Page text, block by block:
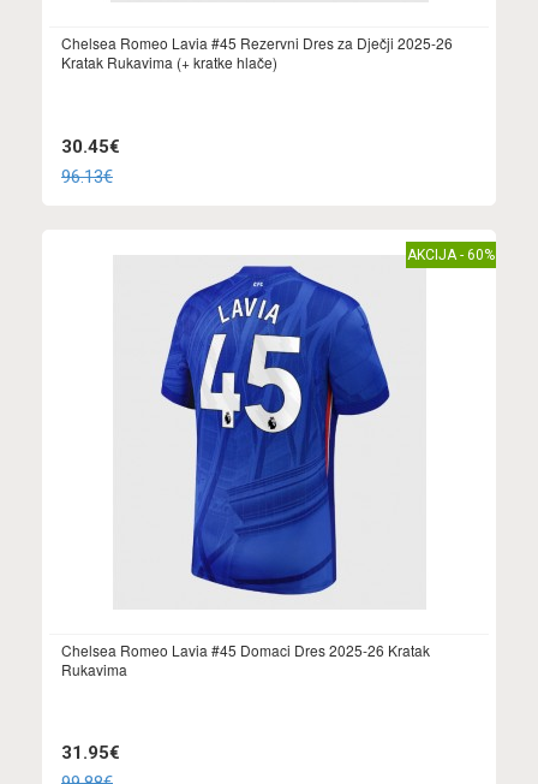
Chelsea Romeo Lavia #45 Rezervni Dres za Dječji 2025-26
Kratak Rukavima (+ kratke hlače)
30.45€
96.13€
AKCIJA - 60%
Chelsea Romeo Lavia #45 Domaci Dres 2025-26 Kratak
Rukavima
31.95€